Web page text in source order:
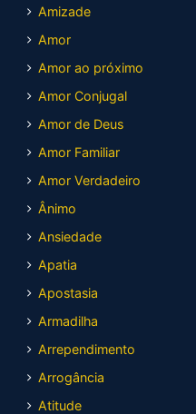
Amizade
Amor
Amor ao próximo
Amor Conjugal
Amor de Deus
Amor Familiar
Amor Verdadeiro
Ânimo
Ansiedade
Apatia
Apostasia
Armadilha
Arrependimento
Arrogância
Atitude